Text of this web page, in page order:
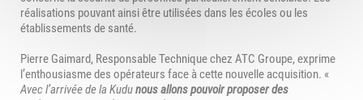
réalisations pouvant ainsi être utilisées dans les écoles ou les
établissements de santé.
Pierre Gaimard, Responsable Technique chez ATC Groupe, exprime
l’enthousiasme des opérateurs face à cette nouvelle acquisition. «
Avec l’arrivée de la Kudunous allons pouvoir proposer des